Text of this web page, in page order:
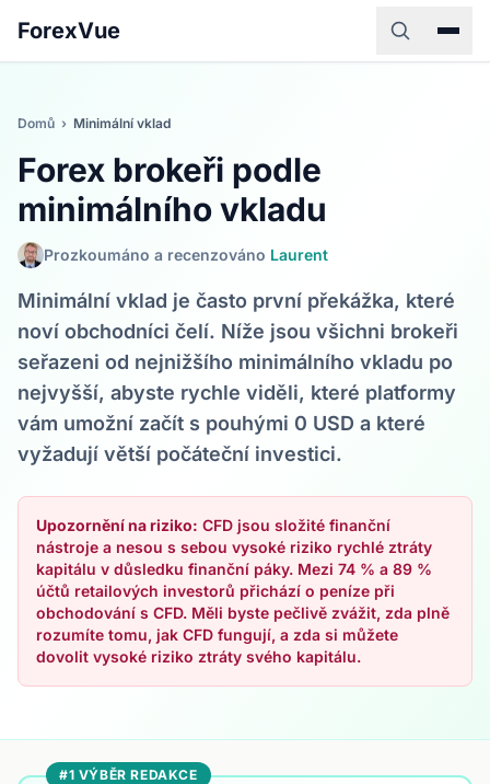
ForexVue
Domů › Minimální vklad
Forex brokeři podle
minimálního vkladu
Prozkoumáno a recenzováno Laurent
Minimální vklad je často první překážka, které
noví obchodníci čelí. Níže jsou všichni brokeři
seřazeni od nejnižšího minimálního vkladu po
nejvyšší, abyste rychle viděli, které platformy
vám umožní začít s pouhými 0 USD a které
vyžadují větší počáteční investici.
Upozornění na riziko: CFD jsou složité finanční
nástroje a nesou s sebou vysoké riziko rychlé ztráty
kapitálu v důsledku finanční páky. Mezi 74 % a 89 %
účtů retailových investorů přichází o peníze při
obchodování s CFD. Měli byste pečlivě zvážit, zda plně
rozumíte tomu, jak CFD fungují, a zda si můžete
dovolit vysoké riziko ztráty svého kapitálu.
#1 VÝBĚR REDAKCE